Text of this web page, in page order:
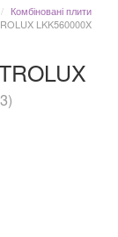
Комбіновані плити
LKK560000X